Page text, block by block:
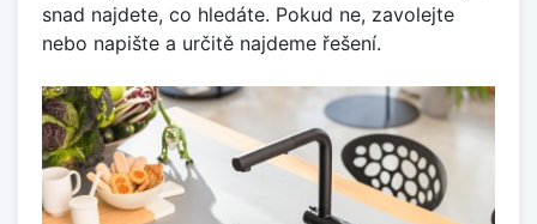
snad najdete, co hledáte. Pokud ne, zavolejte
nebo napište a určitě najdeme řešení.